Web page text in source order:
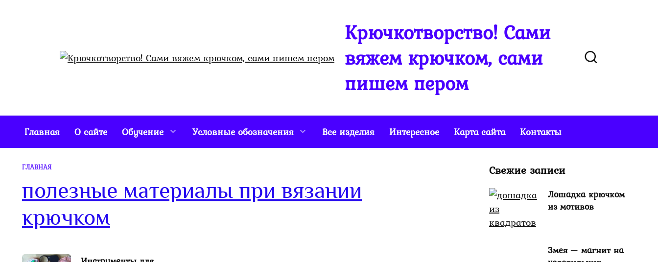
Крючкотворство! Сами
вяжем крючком, сами
пишем пером
Главная О сайте Обучение Условные обозначения Все изделия Интересное Карта сайта Контакты
ГЛАВНАЯ
полезные материалы при вязании
крючком
Свежие записи
Лошадка крючком
из мотивов
Змея — магнит на